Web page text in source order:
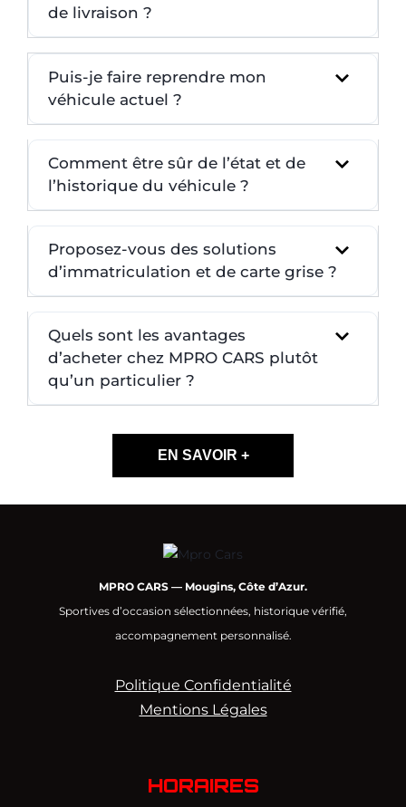
de livraison ?
Puis-je faire reprendre mon
véhicule actuel ?
Comment être sûr de l’état et de
l’historique du véhicule ?
Proposez-vous des solutions
d’immatriculation et de carte grise ?
Quels sont les avantages
d’acheter chez MPRO CARS plutôt
qu’un particulier ?
EN SAVOIR +
MPRO CARS — Mougins, Côte d’Azur.
Sportives d’occasion sélectionnées, historique vérifié,
accompagnement personnalisé.
Politique Confidentialité
Mentions Légales
HORAIRES